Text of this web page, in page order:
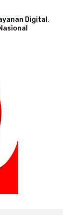
Digital,